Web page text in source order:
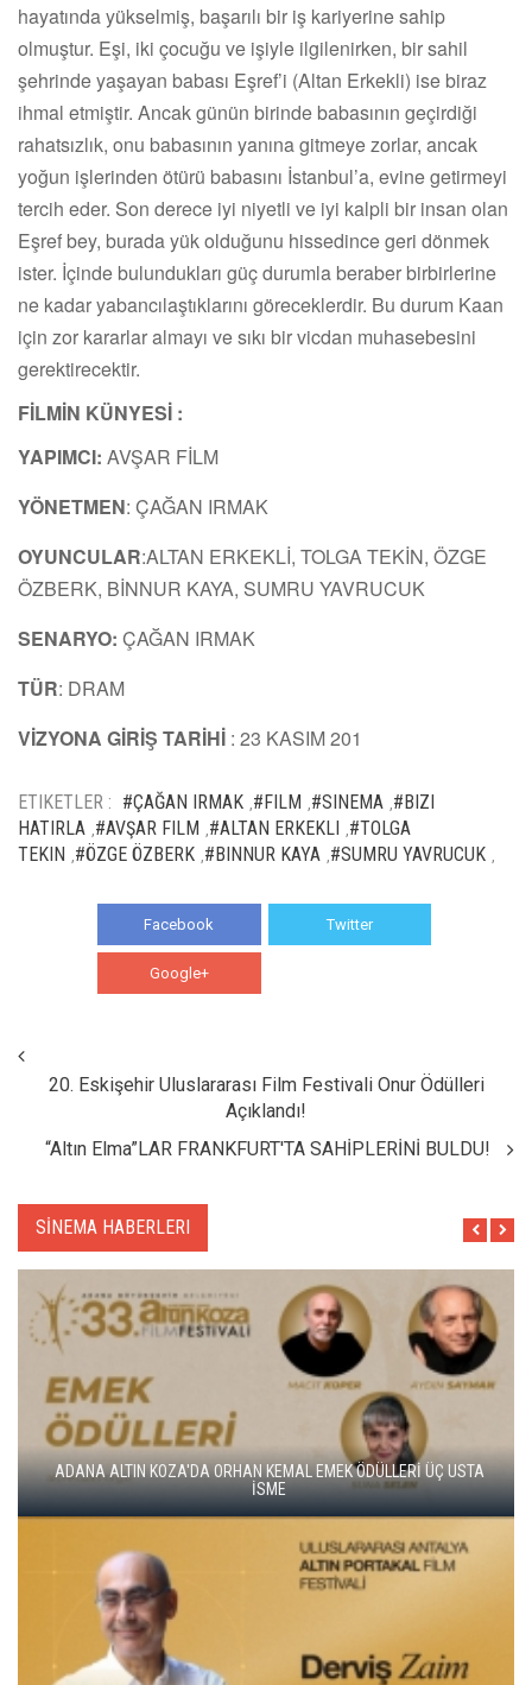
hayatında yükselmiş, başarılı bir iş kariyerine sahip
olmuştur. Eşi, iki çocuğu ve işiyle ilgilenirken, bir sahil
şehrinde yaşayan babası Eşref’i (Altan Erkekli) ise biraz
ihmal etmiştir. Ancak günün birinde babasının geçirdiği
rahatsızlık, onu babasının yanına gitmeye zorlar, ancak
yoğun işlerinden ötürü babasını İstanbul’a, evine getirmeyi
tercih eder. Son derece iyi niyetli ve iyi kalpli bir insan olan
Eşref bey, burada yük olduğunu hissedince geri dönmek
ister. İçinde bulundukları güç durumla beraber birbirlerine
ne kadar yabancılaştıklarını göreceklerdir. Bu durum Kaan
için zor kararlar almayı ve sıkı bir vicdan muhasebesini
gerektirecektir.
FİLMİN KÜNYESİ :
YAPIMCI: AVŞAR FİLM
YÖNETMEN: ÇAĞAN IRMAK
OYUNCULAR:ALTAN ERKEKLİ, TOLGA TEKİN, ÖZGE
ÖZBERK, BİNNUR KAYA, SUMRU YAVRUCUK
SENARYO: ÇAĞAN IRMAK
TÜR: DRAM
VİZYONA GİRİŞ TARİHİ : 23 KASIM 201
ETIKETLER : #ÇAĞAN IRMAK #FILM #SINEMA #BIZI
HATIRLA #AVŞAR FILM #ALTAN ERKEKLI #TOLGA
TEKIN #ÖZGE ÖZBERK #BINNUR KAYA #SUMRU YAVRUCUK
Facebook Twitter
Google+
20. Eskişehir Uluslararası Film Festivali Onur Ödülleri
Açıklandı!
“Altın Elma”LAR FRANKFURT'TA SAHİPLERİNİ BULDU!
SİNEMA HABERLERI
ALTIN KOZA'NIN ONUR ÖDÜLLERİ FERZAN ÖZPETEK VE VAHİDE
PERÇİN'İN